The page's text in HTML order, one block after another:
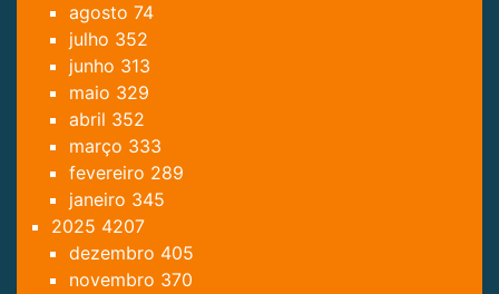
agosto 74
julho 352
junho 313
maio 329
abril 352
março 333
fevereiro 289
janeiro 345
2025 4207
dezembro 405
novembro 370